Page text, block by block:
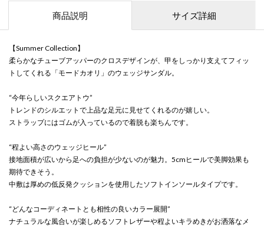
商品説明 サイズ詳細
【Summer Collection】
柔らかなチューブアッパーのクロスデザインが、甲をしっかり支えてフィッ
トしてくれる「モードカオリ」のウェッジサンダル。
“今年らしいスクエアトウ”
トレンドのシルエットで上品な足元に見せてくれるのが嬉しい。
ストラップにはゴムが入っているので着脱も楽ちんです。
“程よい高さのウェッジヒール”
接地面積が広いから足への負担が少ないのが魅力。5cmヒールで美脚効果も
期待できそう。
中敷は厚めの低反発クッションを使用したソフトインソールタイプです。
“どんなコーディネートとも相性の良いカラー展開”
ナチュラルな風合いが楽しめるソフトレザーや程よいキラめきがお洒落なメ